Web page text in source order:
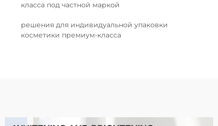
класса под частной маркой
решения для индивидуальной упаковки
косметики премиум-класса